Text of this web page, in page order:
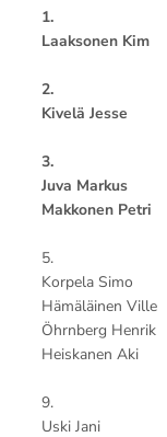
1.
Laaksonen Kim
2.
Kivelä Jesse
3.
Juva Markus
Makkonen Petri
5.
Korpela Simo
Hämäläinen Ville
Öhrnberg Henrik
Heiskanen Aki
9.
Uski Jani